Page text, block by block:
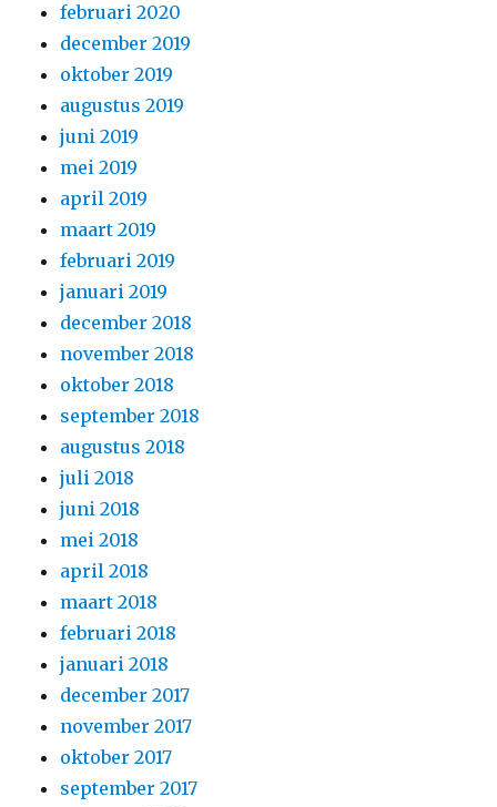
februari 2020
december 2019
oktober 2019
augustus 2019
juni 2019
mei 2019
april 2019
maart 2019
februari 2019
januari 2019
december 2018
november 2018
oktober 2018
september 2018
augustus 2018
juli 2018
juni 2018
mei 2018
april 2018
maart 2018
februari 2018
januari 2018
december 2017
november 2017
oktober 2017
september 2017